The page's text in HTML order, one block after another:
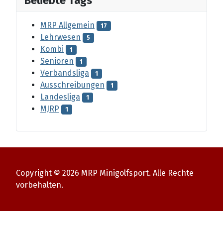
MRP Allgemein 17
Lehrwesen 5
Kombi 1
Senioren 1
Verbandsliga 1
Ausschreibungen 1
Landesliga 1
MJRP 1
Copyright © 2026 MRP Minigolfsport. Alle Rechte
vorbehalten.